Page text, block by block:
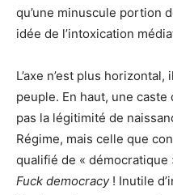
qu’une minuscule portion
idée de l’intoxication
L’axe n’est plus
peuple. En haut, une
pas la légitimité de
Régime, mais celle que
qualifié de « démocratique
Fuck democracy! Inutile